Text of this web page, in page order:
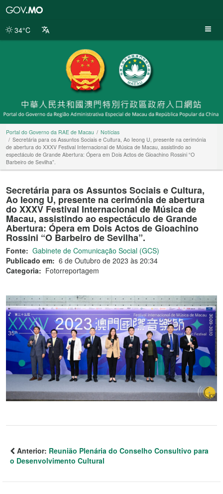
da
34°C
Portal do Governo da RAE de Macau
Notícias
Secretária para os Assuntos Sociais e Cultura, Ao Ieong U, presente na cerimónia
de abertura do XXXV Festival Internacional de Música de Macau, assistindo ao
espectáculo de Grande Abertura: Ópera em Dois Actos de Gioachino Rossini “O
Barbeiro de Sevilha”.
Secretária para os Assuntos Sociais e Cultura,
Ao Ieong U, presente na cerimónia de abertura
do XXXV Festival Internacional de Música de
Macau, assistindo ao espectáculo de Grande
Abertura: Ópera em Dois Actos de Gioachino
Rossini “O Barbeiro de Sevilha”.
Fonte: Gabinete de Comunicação Social (GCS)
Publicado em: 6 de Outubro de 2023 às 20:34
Categoria: Fotorreportagem
Anterior: Reunião Plenária do Conselho Consultivo para
o Desenvolvimento Cultural